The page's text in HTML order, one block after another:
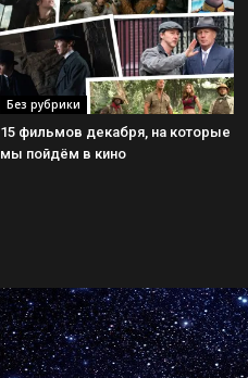
Без рубрики
15 фильмов декабря, на которые
мы пойдём в кино